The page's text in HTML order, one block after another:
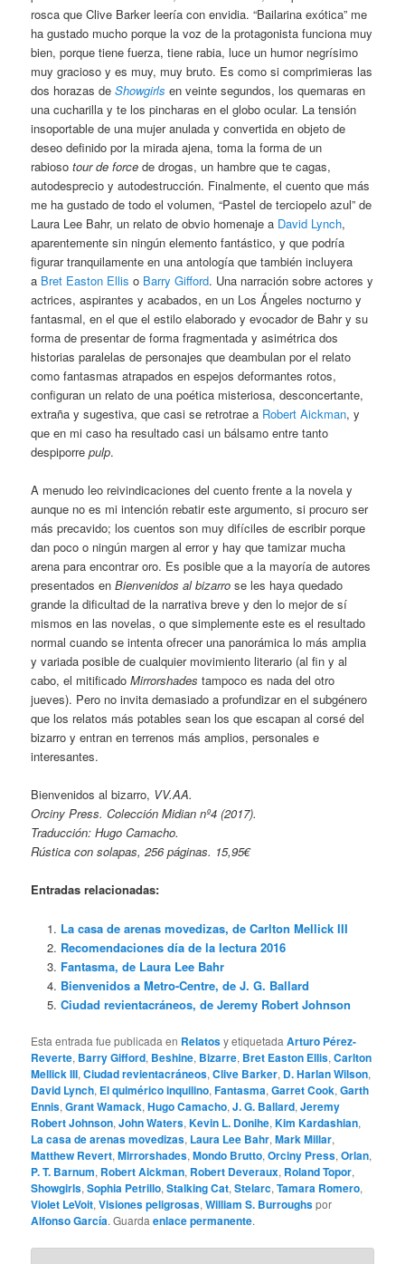
rosca que Clive Barker leería con envidia. “Bailarina exótica” me
ha gustado mucho porque la voz de la protagonista funciona muy
bien, porque tiene fuerza, tiene rabia, luce un humor negrísimo
muy gracioso y es muy, muy bruto. Es como si comprimieras las
dos horazas deShowgirls en veinte segundos, los quemaras en
una cucharilla y te los pincharas en el globo ocular. La tensión
insoportable de una mujer anulada y convertida en objeto de
deseo definido por la mirada ajena, toma la forma de un
rabiosotour de force de drogas, un hambre que te cagas,
autodesprecio y autodestrucción. Finalmente, el cuento que más
me ha gustado de todo el volumen, “Pastel de terciopelo azul” de
Laura Lee Bahr, un relato de obvio homenaje a David Lynch,
aparentemente sin ningún elemento fantástico, y que podría
figurar tranquilamente en una antología que también incluyera
a Bret Easton Ellis o Barry Gifford. Una narración sobre actores y
actrices, aspirantes y acabados, en un Los Ángeles nocturno y
fantasmal, en el que el estilo elaborado y evocador de Bahr y su
forma de presentar de forma fragmentada y asimétrica dos
historias paralelas de personajes que deambulan por el relato
como fantasmas atrapados en espejos deformantes rotos,
configuran un relato de una poética misteriosa, desconcertante,
extraña y sugestiva, que casi se retrotrae a Robert Aickman, y
que en mi caso ha resultado casi un bálsamo entre tanto
despiporrepulp.
A menudo leo reivindicaciones del cuento frente a la novela y
aunque no es mi intención rebatir este argumento, si procuro ser
más precavido; los cuentos son muy difíciles de escribir porque
dan poco o ningún margen al error y hay que tamizar mucha
arena para encontrar oro. Es posible que a la mayoría de autores
presentados enBienvenidos al bizarro se les haya quedado
grande la dificultad de la narrativa breve y den lo mejor de sí
mismos en las novelas, o que simplemente este es el resultado
normal cuando se intenta ofrecer una panorámica lo más amplia
y variada posible de cualquier movimiento literario (al fin y al
cabo, el mitificadoMirrorshades tampoco es nada del otro
jueves). Pero no invita demasiado a profundizar en el subgénero
que los relatos más potables sean los que escapan al corsé del
bizarro y entran en terrenos más amplios, personales e
interesantes.
Bienvenidos al bizarro, VV.AA.
Orciny Press. Colección Midian nº4 (2017).
Traducción: Hugo Camacho.
Rústica con solapas, 256 páginas. 15,95€
Entradas relacionadas:
La casa de arenas movedizas, de Carlton Mellick III
Recomendaciones día de la lectura 2016
Fantasma, de Laura Lee Bahr
Bienvenidos a Metro-Centre, de J. G. Ballard
Ciudad revientacráneos, de Jeremy Robert Johnson
Esta entrada fue publicada en Relatosy etiquetadaArturo Pérez-
Reverte, Barry Gifford, Beshine, Bizarre, Bret Easton Ellis,Carlton
Mellick III,Ciudad revientacráneos,Clive Barker, D. Harlan Wilson,
David Lynch, El quimérico inquilino,Fantasma,Garret Cook,Garth
Ennis,Grant Wamack,Hugo Camacho,J. G. Ballard,Jeremy
Robert Johnson,John Waters,Kevin L. Donihe,Kim Kardashian,
La casa de arenas movedizas, Laura Lee Bahr,Mark Millar,
Matthew Revert,Mirrorshades,Mondo Brutto,Orciny Press,Orlan,
P. T. Barnum, Robert Aickman, Robert Deveraux, Roland Topor,
Showgirls,Sophia Petrillo,Stalking Cat,Stelarc,Tamara Romero,
Violet LeVoit,Visiones peligrosas,William S. Burroughspor
Alfonso García. Guardaenlace permanente.